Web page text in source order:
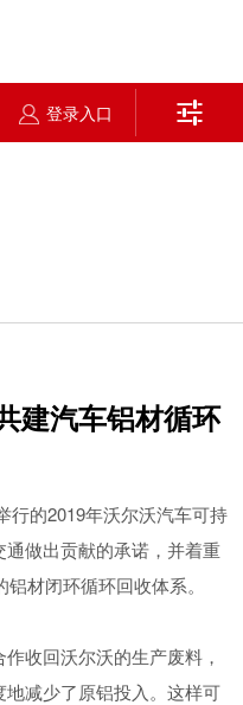

登录入口
建汽车铝材循环
的2019年沃尔沃汽车可持
做出贡献的承诺，并着重
材闭环循环回收体系。
收回沃尔沃的生产废料，
减少了原铝投入。这样可